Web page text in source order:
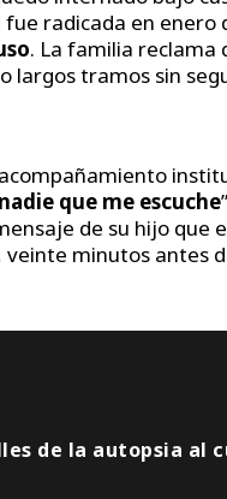
radicada en enero
. La familia reclama
largos tramos sin
que me escuche
de su hijo que
minutos antes
de la autopsia al